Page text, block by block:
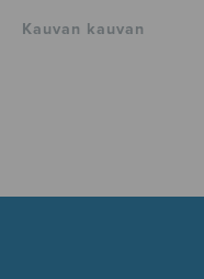
Kauvan kauvan